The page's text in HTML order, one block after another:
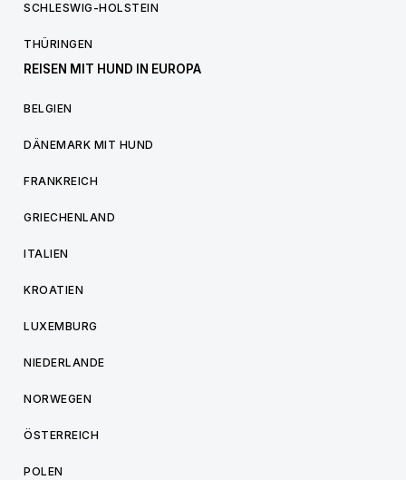
SCHLESWIG-HOLSTEIN
THÜRINGEN
REISEN MIT HUND IN EUROPA
BELGIEN
DÄNEMARK MIT HUND
FRANKREICH
GRIECHENLAND
ITALIEN
KROATIEN
LUXEMBURG
NIEDERLANDE
NORWEGEN
ÖSTERREICH
POLEN